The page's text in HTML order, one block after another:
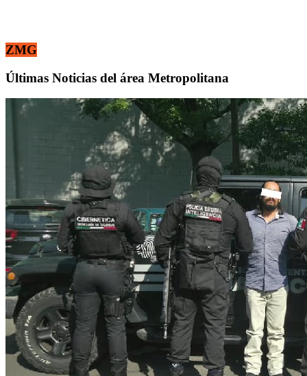
ZMG
Últimas Noticias del área Metropolitana